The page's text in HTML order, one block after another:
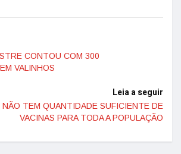
CONTOU COM 300
VALINHOS
Leia a seguir
NÃO TEM QUANTIDADE SUFICIENTE DE
VACINAS PARA TODA A POPULAÇÃO